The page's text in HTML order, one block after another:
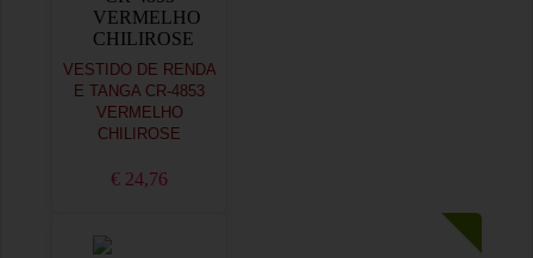
VESTIDO DE RENDA
E TANGA CR-4853
VERMELHO
CHILIROSE
€ 24,76